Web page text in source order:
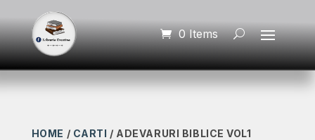
0 Items
HOME / CARTI / ADEVARURI BIBLICE VOL1